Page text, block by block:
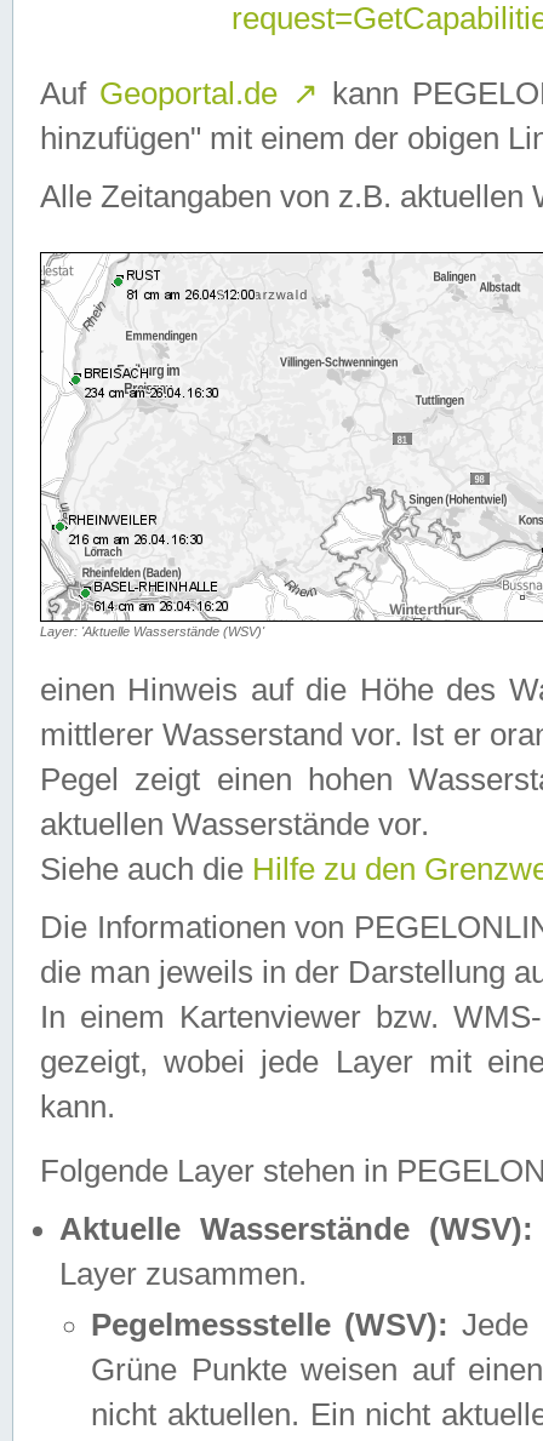
Auf Geoportal.de ↗ kann
hinzufügen" mit einem der obigen
Alle Zeitangaben von z.B. aktuellen
Layer: 'Aktuelle Wasserstände (WSV)'
einen Hinweis auf die Höhe des
mittlerer Wasserstand vor. Ist er
Pegel zeigt einen hohen
aktuellen Wasserstände vor.
Siehe auch die Hilfe zu den
Die Informationen von
die man jeweils in der Darstellung
In einem Kartenviewer bzw.
gezeigt, wobei jede Layer mit
kann.
Folgende Layer stehen in
Aktuelle Wasserstände (WSV):
Layer zusammen.
Pegelmessstelle (WSV): Jede
Grüne Punkte weisen auf
nicht aktuellen. Ein nicht